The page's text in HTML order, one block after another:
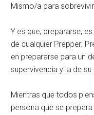
Mismo/a para
Y es que, prepararse,
de cualquier Prepper.
en prepararse para un
supervivencia y la de su
Mientras que todos
persona que se